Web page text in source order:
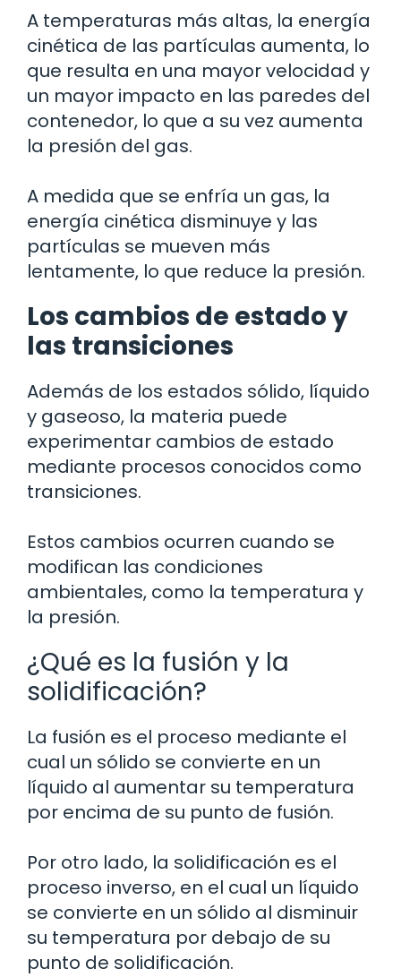
A temperaturas más altas, la energía
cinética de las partículas aumenta, lo
que resulta en una mayor velocidad y
un mayor impacto en las paredes del
contenedor, lo que a su vez aumenta
la presión del gas.
A medida que se enfría un gas, la
energía cinética disminuye y las
partículas se mueven más
lentamente, lo que reduce la presión.
Los cambios de estado y
las transiciones
Además de los estados sólido, líquido
y gaseoso, la materia puede
experimentar cambios de estado
mediante procesos conocidos como
transiciones.
Estos cambios ocurren cuando se
modifican las condiciones
ambientales, como la temperatura y
la presión.
¿Qué es la fusión y la
solidificación?
La fusión es el proceso mediante el
cual un sólido se convierte en un
líquido al aumentar su temperatura
por encima de su punto de fusión.
Por otro lado, la solidificación es el
proceso inverso, en el cual un líquido
se convierte en un sólido al disminuir
su temperatura por debajo de su
punto de solidificación.